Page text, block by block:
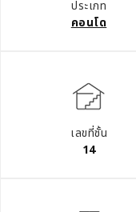
ประเภท
คอนโด
เลขที่ชั้น
14